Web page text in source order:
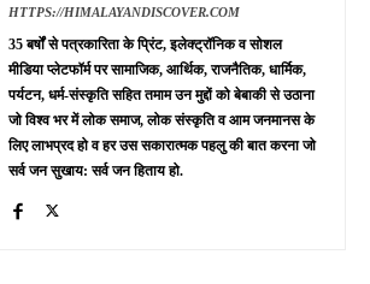
HTTPS://HIMALAYANDISCOVER.COM
35 बर्षों से पत्रकारिता के प्रिंट, इलेक्ट्रॉनिक व सोशल
मीडिया प्लेटफॉर्म पर सामाजिक, आर्थिक, राजनैतिक, धार्मिक,
पर्यटन, धर्म-संस्कृति सहित तमाम उन मुद्दों को बेबाकी से उठाना
जो विश्व भर में लोक समाज, लोक संस्कृति व आम जनमानस के
लिए लाभप्रद हो व हर उस सकारात्मक पहलु की बात करना जो
सर्व जन सुखाय: सर्व जन हिताय हो.